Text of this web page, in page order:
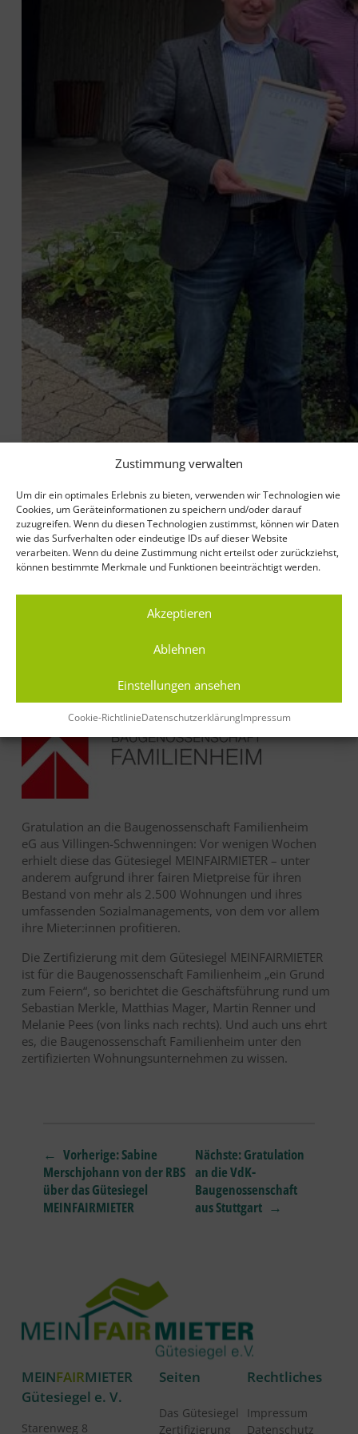
Zustimmung verwalten
Um dir ein optimales Erlebnis zu bieten, verwenden wir Technologien wie
Cookies, um Geräteinformationen zu speichern und/oder darauf
zuzugreifen. Wenn du diesen Technologien zustimmst, können wir Daten
wie das Surfverhalten oder eindeutige IDs auf dieser Website
verarbeiten. Wenn du deine Zustimmung nicht erteilst oder zurückziehst,
können bestimmte Merkmale und Funktionen beeinträchtigt werden.
Akzeptieren
Ablehnen
Einstellungen ansehen
Cookie-RichtlinieDatenschutzerklärungImpressum
Große Freude bei der
Baugenossenschaft
Familienheim eG
Gratulation an die Baugenossenschaft Familienheim
eG aus Villingen-Schwenningen: Vor wenigen Wochen
erhielt diese das Gütesiegel MEINFAIRMIETER – unter
anderem aufgrund ihrer fairen Mietpreise für ihren
Bestand von mehr als 2.500 Wohnungen und ihres
umfassenden Sozialmanagements, von dem vor allem
ihre Mieter:innen profitieren.
Die Zertifizierung mit dem Gütesiegel MEINFAIRMIETER
ist für die Baugenossenschaft Familienheim „ein Grund
zum Feiern“, so berichtet die Geschäftsführung rund um
Sebastian Merkle, Matthias Mager, Martin Renner und
Melanie Pees (von links nach rechts). Und auch uns ehrt
es, die Baugenossenschaft Familienheim unter den
zertifizierten Wohnungsunternehmen zu wissen.
← Vorherige:Sabine
Merschjohann von der RBS
über das Gütesiegel
MEINFAIRMIETER
Nächste:Gratulation
an die VdK-
Baugenossenschaft
aus Stuttgart →
MEINFAIRMIETER
Gütesiegel e. V.
Starenweg 8
Seiten
Das Gütesiegel
Zertifizierung
Rechtliches
Impressum
Datenschutz